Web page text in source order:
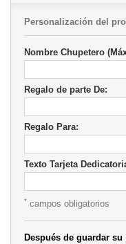
Personalización del
Nombre Chupetero
Regalo de parte De:
Regalo Para:
Texto Tarjeta
* campos obligatorios
Después de guardar